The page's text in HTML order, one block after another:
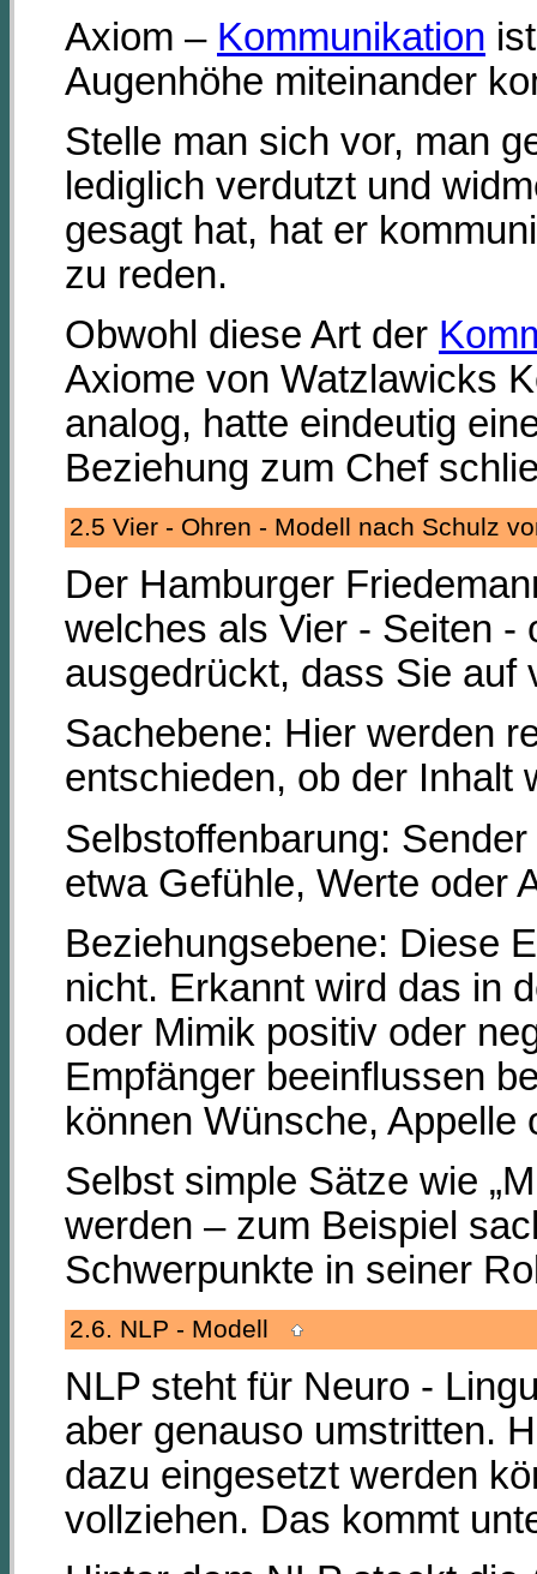
Axiom – Kommunikation
Augenhöhe miteinander
Stelle man sich vor, man
lediglich verdutzt und
gesagt hat, hat er
zu reden.
Obwohl diese Art der
Axiome von Watzlawicks
analog, hatte eindeutig
Beziehung zum Chef
2.5 Vier - Ohren - Modell nach Schulz
Der Hamburger
welches als Vier - Seiten -
ausgedrückt, dass Sie auf
Sachebene: Hier werden
entschieden, ob der Inhalt
Selbstoffenbarung:
etwa Gefühle, Werte oder
Beziehungsebene: Diese
nicht. Erkannt wird das in
oder Mimik positiv oder
Empfänger beeinflussen
können Wünsche,
Selbst simple Sätze wie
werden – zum Beispiel
Schwerpunkte in seiner
2.6. NLP - Modell
NLP steht für Neuro -
aber genauso umstritten.
dazu eingesetzt werden
vollziehen. Das kommt